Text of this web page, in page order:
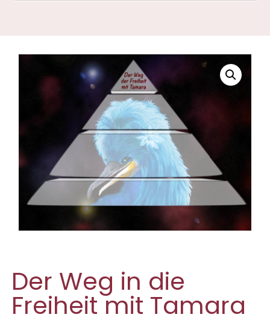
Der Weg in die
Freiheit mit Tamara